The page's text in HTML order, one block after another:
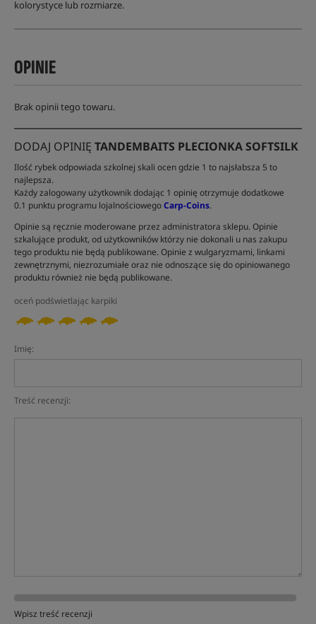
kolorystyce lub rozmiarze.
OPINIE
Brak opinii tego towaru.
DODAJ OPINIĘ TANDEMBAITS PLECIONKA SOFTSILK
Ilość rybek odpowiada szkolnej skali ocen gdzie 1 to najsłabsza 5 to
najlepsza.
Każdy zalogowany użytkownik dodając 1 opinię otrzymuje dodatkowe
0.1 punktu programu lojalnościowegoCarp-Coins.
Opinie są ręcznie moderowane przez administratora sklepu. Opinie
szkalujące produkt, od użytkowników którzy nie dokonali u nas zakupu
tego produktu nie będą publikowane. Opinie z wulgaryzmami, linkami
zewnętrznymi, niezrozumiałe oraz nie odnoszące się do opiniowanego
produktu również nie będą publikowane.
oceń podświetlając karpiki
Imię:
Treść recenzji:
Wpisz treść recenzji